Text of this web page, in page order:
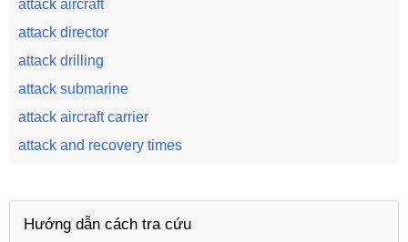
attack aircraft
attack director
attack drilling
attack submarine
attack aircraft carrier
attack and recovery times
Hướng dẫn cách tra cứu